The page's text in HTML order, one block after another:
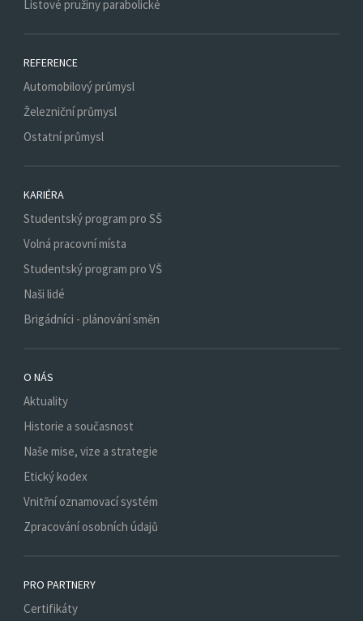
Listové pružiny parabolické
REFERENCE
Automobilový průmysl
Železniční průmysl
Ostatní průmysl
KARIÉRA
Studentský program pro SŠ
Volná pracovní místa
Studentský program pro VŠ
Naši lidé
Brigádníci - plánování směn
O NÁS
Aktuality
Historie a současnost
Naše mise, vize a strategie
Etický kodex
Vnitřní oznamovací systém
Zpracování osobních údajů
PRO PARTNERY
Certifikáty